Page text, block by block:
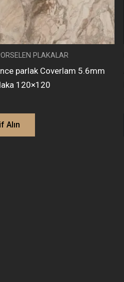
PLAKALAR
parlak Coverlam 5.6mm
120×120
Alın